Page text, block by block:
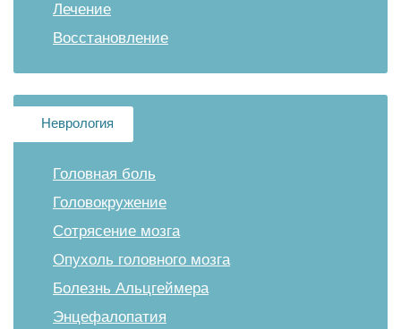
Лечение
Восстановление
Неврология
Головная боль
Головокружение
Сотрясение мозга
Опухоль головного мозга
Болезнь Альцгеймера
Энцефалопатия